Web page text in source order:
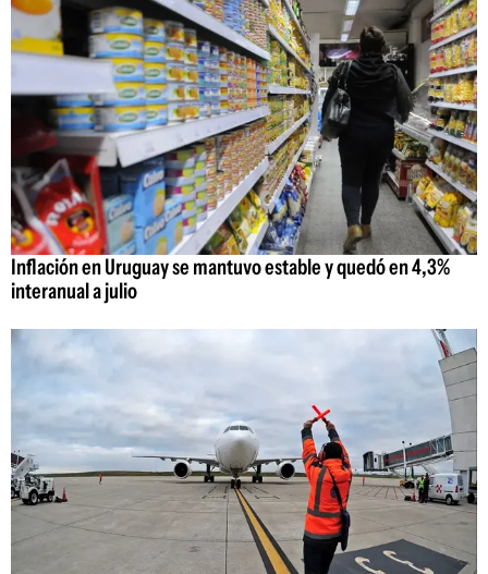
Inflación en Uruguay se mantuvo estable y quedó en 4,3%
interanual a julio